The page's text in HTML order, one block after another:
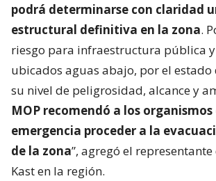
podrá determinarse con claridad
estructural definitiva en la zona.
riesgo para infraestructura pública
ubicados aguas abajo, por el estado
su nivel de peligrosidad, alcance y
MOP recomendó a los organismos
emergencia proceder a la
de la zona”, agregó el
Kast en la región.